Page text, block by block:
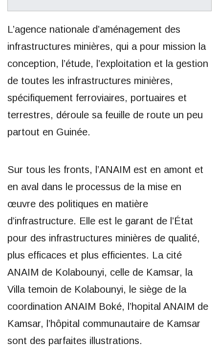
L’agence nationale d’aménagement des
infrastructures minières, qui a pour mission la
conception, l’étude, l’exploitation et la gestion
de toutes les infrastructures minières,
spécifiquement ferroviaires, portuaires et
terrestres, déroule sa feuille de route un peu
partout en Guinée.
Sur tous les fronts, l’ANAIM est en amont et
en aval dans le processus de la mise en
œuvre des politiques en matière
d’infrastructure. Elle est le garant de l’État
pour des infrastructures minières de qualité,
plus efficaces et plus efficientes. La cité
ANAIM de Kolabounyi, celle de Kamsar, la
Villa temoin de Kolabounyi, le siège de la
coordination ANAIM Boké, l’hopital ANAIM de
Kamsar, l’hôpital communautaire de Kamsar
sont des parfaites illustrations.